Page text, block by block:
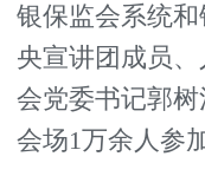
银保监会系统
央宣讲团成员
会党委书记郭
会场1万余人参